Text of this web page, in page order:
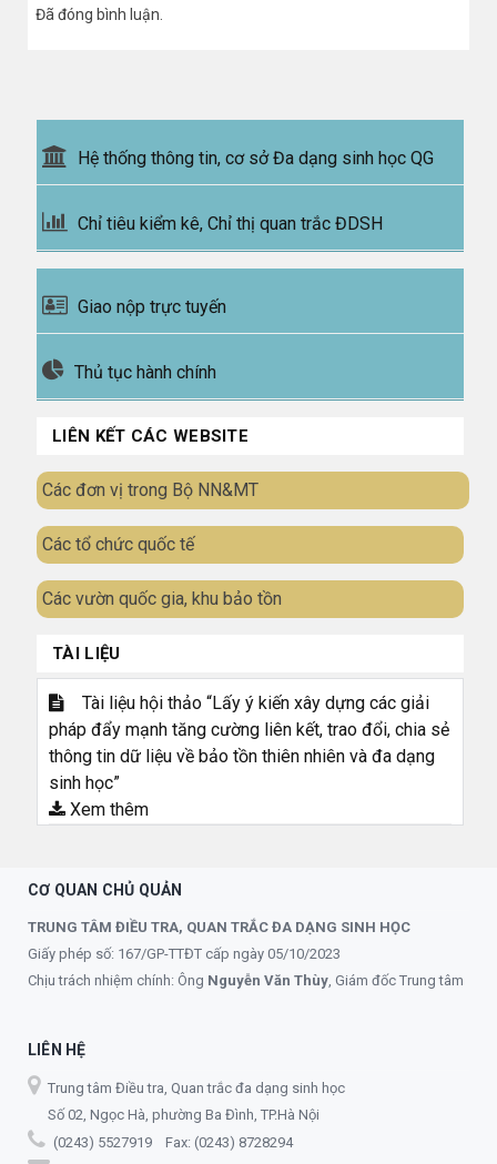
Đã đóng bình luận.
Hệ thống thông tin, cơ sở Đa dạng sinh học QG
Chỉ tiêu kiểm kê, Chỉ thị quan trắc ĐDSH
Giao nộp trực tuyến
Thủ tục hành chính
LIÊN KẾT CÁC WEBSITE
Các đơn vị trong Bộ NN&MT
Các tổ chức quốc tế
Các vườn quốc gia, khu bảo tồn
TÀI LIỆU
Tài liệu hội thảo “Lấy ý kiến xây dựng các giải
pháp đẩy mạnh tăng cường liên kết, trao đổi, chia sẻ
thông tin dữ liệu về bảo tồn thiên nhiên và đa dạng
sinh học”
Xem thêm
CƠ QUAN CHỦ QUẢN
TRUNG TÂM ĐIỀU TRA, QUAN TRẮC ĐA DẠNG SINH HỌC
Giấy phép số: 167/GP-TTĐT cấp ngày 05/10/2023
Chịu trách nhiệm chính: Ông Nguyễn Văn Thùy , Giám đốc Trung tâm
LIÊN HỆ
Trung tâm Điều tra, Quan trắc đa dạng sinh học
Số 02, Ngọc Hà, phường Ba Đình, TP.Hà Nội
(0243) 5527919 Fax: (0243) 8728294